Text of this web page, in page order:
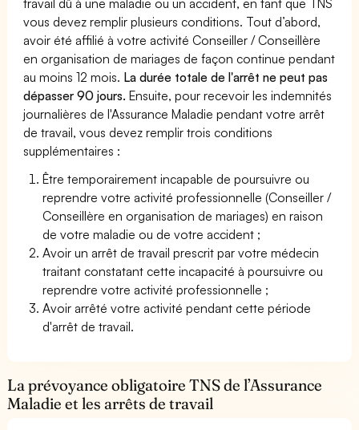
vous devez remplir plusieurs conditions. Tout d’abord,
avoir été affilié à votre activité Conseiller / Conseillère
en organisation de mariages de façon continue pendant
au moins 12 mois. La durée totale de l'arrêt ne peut pas
dépasser 90 jours. Ensuite, pour recevoir les indemnités
journalières de l'Assurance Maladie pendant votre arrêt
de travail, vous devez remplir trois conditions
supplémentaires :
Être temporairement incapable de poursuivre ou
reprendre votre activité professionnelle (Conseiller /
Conseillère en organisation de mariages) en raison
de votre maladie ou de votre accident ;
Avoir un arrêt de travail prescrit par votre médecin
traitant constatant cette incapacité à poursuivre ou
reprendre votre activité professionnelle ;
Avoir arrêté votre activité pendant cette période
d'arrêt de travail.
La prévoyance obligatoire TNS de l’Assurance
Maladie et les arrêts de travail